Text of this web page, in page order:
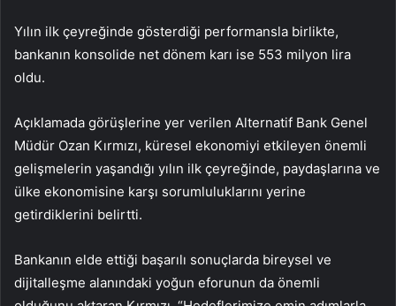
Yılın ilk çeyreğinde gösterdiği performansla birlikte,
bankanın konsolide net dönem karı ise 553 milyon lira
oldu.
Açıklamada görüşlerine yer verilen Alternatif Bank Genel
Müdür Ozan Kırmızı, küresel ekonomiyi etkileyen önemli
gelişmelerin yaşandığı yılın ilk çeyreğinde, paydaşlarına ve
ülke ekonomisine karşı sorumluluklarını yerine
getirdiklerini belirtti.
Bankanın elde ettiği başarılı sonuçlarda bireysel ve
dijitalleşme alanındaki yoğun eforunun da önemli